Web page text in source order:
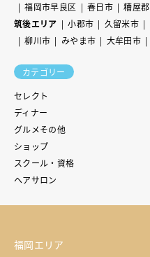
福岡市早良区
春日市 糟屋郡
筑後エリア
小郡市 久留米市
柳川市
みやま市 大牟田市
カテゴリー
セレクト
ディナー
グルメその他
ショップ
スクール・資格
ヘアサロン
福岡エリア